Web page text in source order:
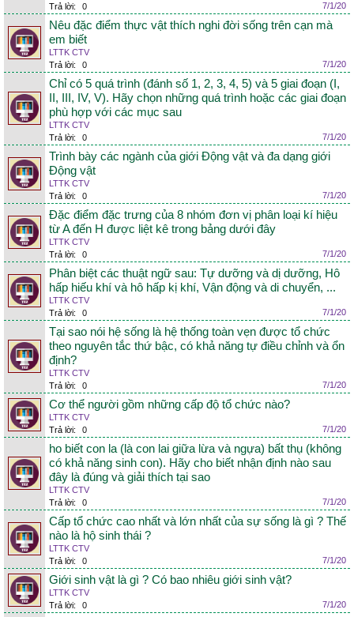
Trả lời:
0 7/1/20
Nêu đặc điểm thực vật thích nghi đời sống trên cạn mà
em biết
LTTK CTV
Trả lời:
0 7/1/20
Chỉ có 5 quá trình (đánh số 1, 2, 3, 4, 5) và 5 giai đoạn (I,
II, III, IV, V). Hãy chọn những quá trình hoặc các giai đoạn
phù hợp với các mục sau
LTTK CTV
Trả lời:
0 7/1/20
Trình bày các ngành của giới Động vật và đa dạng giới
Động vật
LTTK CTV
Trả lời:
0 7/1/20
Đặc điểm đặc trưng của 8 nhóm đơn vị phân loại kí hiệu
từ A đến H được liệt kê trong bảng dưới đây
LTTK CTV
Trả lời:
0 7/1/20
Phân biệt các thuật ngữ sau: Tự dưỡng và dị dưỡng, Hô
hấp hiếu khí và hô hấp kị khí, Vận động và di chuyển, ...
LTTK CTV
Trả lời:
0 7/1/20
Tại sao nói hệ sống là hệ thống toàn vẹn được tổ chức
theo nguyên tắc thứ bậc, có khả năng tự điều chỉnh và ổn
định?
LTTK CTV
Trả lời:
0 7/1/20
Cơ thể người gồm những cấp độ tổ chức nào?
LTTK CTV
Trả lời:
0 7/1/20
ho biết con la (là con lai giữa lừa và ngựa) bất thụ (không
có khả năng sinh con). Hãy cho biết nhận định nào sau
đây là đúng và giải thích tại sao
LTTK CTV
Trả lời:
0 7/1/20
Cấp tổ chức cao nhất và lớn nhất của sự sống là gì ? Thế
nào là hộ sinh thái ?
LTTK CTV
Trả lời:
0 7/1/20
Giới sinh vật là gì ? Có bao nhiêu giới sinh vật?
LTTK CTV
Trả lời:
0 7/1/20